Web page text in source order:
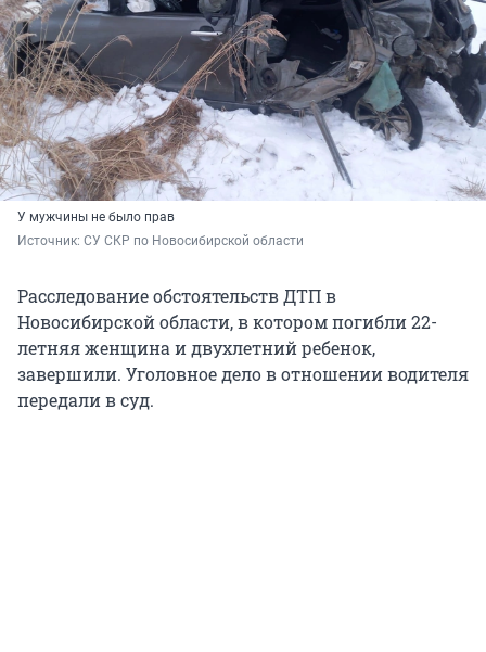
У мужчины не было прав
Источник: СУ СКР по Новосибирской области
Расследование обстоятельств ДТП в
Новосибирской области, в котором погибли 22-
летняя женщина и двухлетний ребенок,
завершили. Уголовное дело в отношении водителя
передали в суд.